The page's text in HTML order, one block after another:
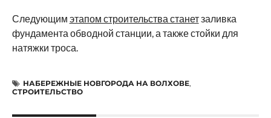
Следующим этапом строительства станетзаливка
фундамента обводной станции, а также стойки для
натяжки троса.
НАБЕРЕЖНЫЕ НОВГОРОДА НА ВОЛХОВЕ,
СТРОИТЕЛЬСТВО